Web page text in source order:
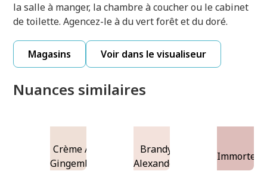
la salle à manger, la chambre à coucher ou le cabinet
de toilette. Agencez-le à du vert forêt et du doré.
Magasins Voir dans le visualiseur
Nuances similaires
Crème Au
Gingembre
Brandy
Alexander
Immortelle